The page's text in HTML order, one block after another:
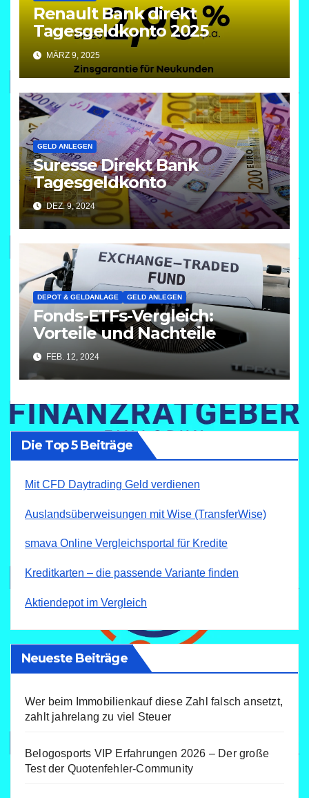
Renault Bank direkt
Tagesgeldkonto 2025
MÄRZ 9, 2025
GELD ANLEGEN
Suresse Direkt Bank
Tagesgeldkonto
DEZ. 9, 2024
DEPOT & GELDANLAGE GELD ANLEGEN
Fonds-ETFs-Vergleich:
Vorteile und Nachteile
FEB. 12, 2024
Die Top 5 Beiträge
Mit CFD Daytrading Geld verdienen
Auslandsüberweisungen mit Wise (TransferWise)
smava Online Vergleichsportal für Kredite
Kreditkarten – die passende Variante finden
Aktiendepot im Vergleich
Neueste Beiträge
Wer beim Immobilienkauf diese Zahl falsch ansetzt,
zahlt jahrelang zu viel Steuer
Belogosports VIP Erfahrungen 2026 – Der große
Test der Quotenfehler-Community